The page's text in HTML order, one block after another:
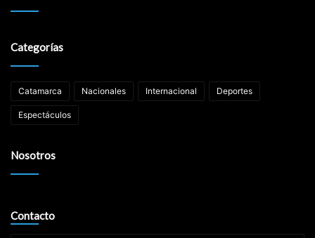
Categorías
Catamarca Nacionales Internacional Deportes
Espectáculos
Nosotros
Contacto